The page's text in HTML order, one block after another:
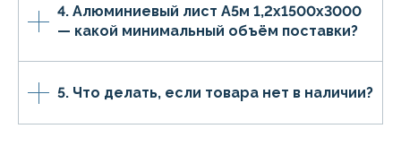
4. Алюминиевый лист А5м 1,2х1500х3000
— какой минимальный объём поставки?
5. Что делать, если товара нет в наличии?